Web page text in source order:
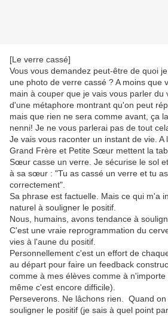
[Le verre cassé]⁣⁣⁣ ⁣⁣⁣
Vous vous demandez peut-être de quoi
une photo de verre cassé ? A moins que
main à couper que je vais vous parler du
d'une métaphore montrant qu'on peut
mais que rien ne sera comme avant, ça
nenni! Je ne vous parlerai pas de tout
Je vais vous raconter un instant de vie. A
Grand Frère et Petite Sœur mettent la
Sœur casse un verre. Je sécurise le sol
à sa sœur : "Tu as cassé un verre et tu
correctement". ⁣⁣ ⁣⁣
Sa phrase est factuelle. Mais ce qui m'a
naturel à souligner le positif. ⁣⁣ ⁣⁣
Nous, humains, avons tendance à
C'est une vraie reprogrammation du
vies à l'aune du positif.
Personnellement c'est un effort de
au départ pour faire un feedback
comme à mes élèves comme à
même c'est encore difficile).⁣ ⁣⁣
Perseverons. Ne lâchons rien. ⁣⁣ Quand
souligner le positif (je sais à quel point